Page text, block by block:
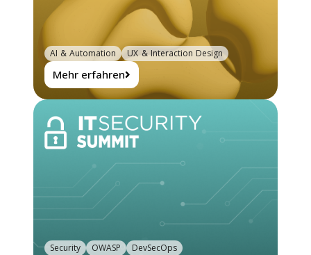
Mehr erfahren
AI & Automation UX & Interaction Design
Security OWASP DevSecOps